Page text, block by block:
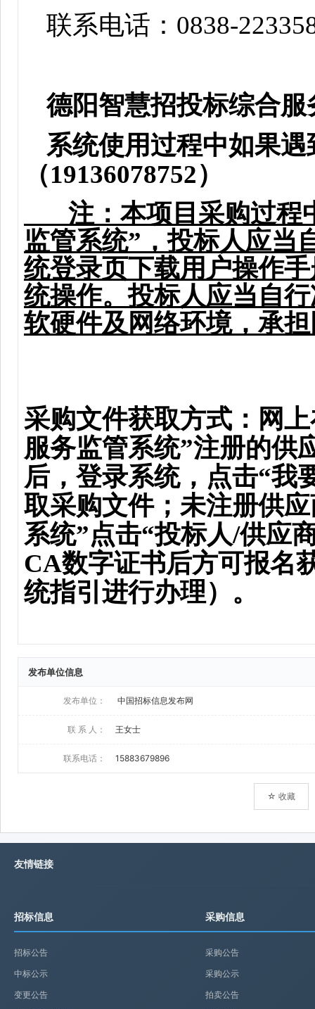
发布单位信息
发布单位： 中国招标信息发布网
联 系 人： 王女士
联系电话： 15883679896
☆ 收藏
友情链接
招标信息
招标公告
中标公示
变更公告
采购信息
采购公告
采购公示
拍卖公告